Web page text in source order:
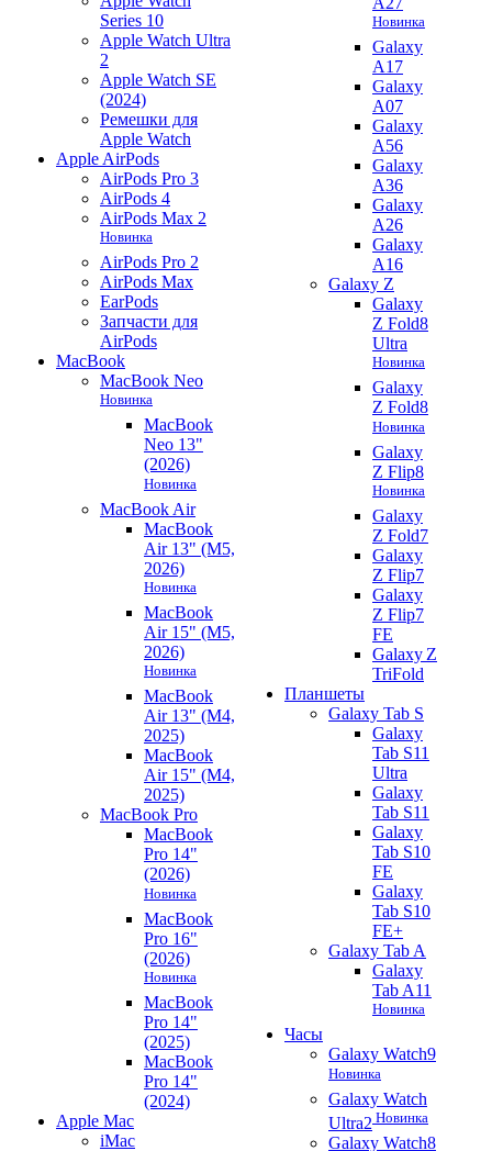
Series 10
Apple Watch Ultra
2
Apple Watch SE
(2024)
Ремешки для
Apple Watch
Apple AirPods
AirPods Pro 3
AirPods 4
AirPods Max 2
Новинка
AirPods Pro 2
AirPods Max
EarPods
Запчасти для
AirPods
MacBook
MacBook Neo
Новинка
MacBook
Neo 13"
(2026)
Новинка
MacBook Air
MacBook
Air 13" (M5,
2026)
Новинка
MacBook
Air 15" (M5,
2026)
Новинка
MacBook
Air 13" (M4,
2025)
MacBook
Air 15" (M4,
2025)
MacBook Pro
MacBook
Pro 14"
(2026)
Новинка
MacBook
Pro 16"
(2026)
Новинка
MacBook
Pro 14"
(2025)
MacBook
Pro 14"
(2024)
Apple Mac
iMac
Новинка
Galaxy
A17
Galaxy
A07
Galaxy
A56
Galaxy
A36
Galaxy
A26
Galaxy
A16
Galaxy Z
Galaxy
Z Fold8
Ultra
Новинка
Galaxy
Z Fold8
Новинка
Galaxy
Z Flip8
Новинка
Galaxy
Z Fold7
Galaxy
Z Flip7
Galaxy
Z Flip7
FE
Galaxy Z
TriFold
Планшеты
Galaxy Tab S
Galaxy
Tab S11
Ultra
Galaxy
Tab S11
Galaxy
Tab S10
FE
Galaxy
Tab S10
FE+
Galaxy Tab A
Galaxy
Tab A11
Новинка
Часы
Galaxy Watch9
Новинка
Galaxy Watch
Ultra2 Новинка
Galaxy Watch8